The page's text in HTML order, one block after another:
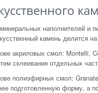
наполнителей и
камень делится на
акриловых смол: Montelli,
склеивания отдельных
полиэфирных смол:
подготовленную форму, а